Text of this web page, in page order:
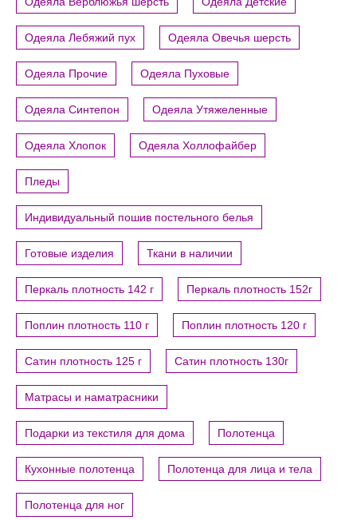
Одеяла Лебяжий пух Одеяла Овечья шерсть
Одеяла Прочие Одеяла Пуховые
Одеяла Синтепон Одеяла Утяжеленные
Одеяла Хлопок Одеяла Холлофайбер
Пледы
Индивидуальный пошив постельного белья
Готовые изделия Ткани в наличии
Перкаль плотность 142 г Перкаль плотность 152г
Поплин плотность 110 г Поплин плотность 120 г
Сатин плотность 125 г Сатин плотность 130г
Матрасы и наматрасники
Подарки из текстиля для дома Полотенца
Кухонные полотенца Полотенца для лица и тела
Полотенца для ног